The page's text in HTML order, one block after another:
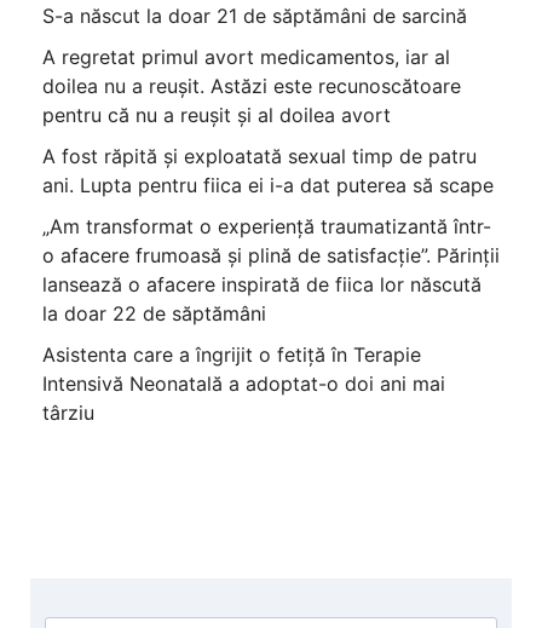
S-a născut la doar 21 de săptămâni de sarcină
A regretat primul avort medicamentos, iar al
doilea nu a reușit. Astăzi este recunoscătoare
pentru că nu a reușit și al doilea avort
A fost răpită și exploatată sexual timp de patru
ani. Lupta pentru fiica ei i-a dat puterea să scape
„Am transformat o experiență traumatizantă într-
o afacere frumoasă și plină de satisfacție”. Părinții
lansează o afacere inspirată de fiica lor născută
la doar 22 de săptămâni
Asistenta care a îngrijit o fetiță în Terapie
Intensivă Neonatală a adoptat-o doi ani mai
târziu